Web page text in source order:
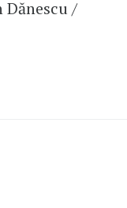
Dănescu /